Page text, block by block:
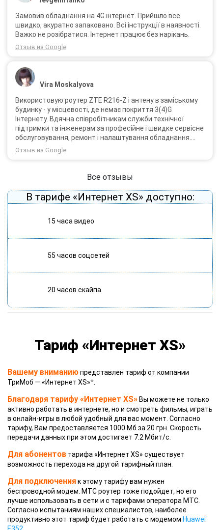
Замовив обладнання на 4G інтернет. Прийшло все
швидко, акуратно запаковано. Всі інструкції в наявності.
Важко не розібратися. Інтернет працює без нарікань.
Отзыв из Google
Vira Moskalyova
Використовую роутер ZTE R216-Z і антену в заміському
будинку - у місцевості, де немає покриття 3(4)G
Інтернету. Вдячна співробітникам служби технічної
підтримки та інженерам за професійне і швидке сервісне
обслуговування, ремонт і налаштування обладнання.
Через 3 роки після покупки я не шкодую про прийняте
тоді рішення придбати обладнання в компанії 3G star
Отзыв из Google
Все отзывы
В тарифе «Интернет XS» доступно:
15 часа видео
55 часов соцсетей
20 часов скайпа
Тариф «Интернет XS»
Вашему вниманиюпредставлен тариф от компании
ТриМоб — «Интернет XS»*
Благодаря тарифу «Интернет XS» Вы можете не только
активно работать в интернете, но и смотреть фильмы, играть
в онлайн-игры в любой удобный для вас момент. Согласно
тарифу, Вам предоставляется 1000 Мб за 20 грн. Скорость
передачи данных при этом достигает 7.2 Мбит/с.
Для абонентов тарифа «Интернет XS» существует
возможность перехода на другой тарифный план.
Для подключенияк этому тарифу вам нужен
беспроводной модем. МТС роутер тоже подойдет, но его
лучше использовать в сети и с тарифами оператора МТС.
Согласно испытаниям наших специалистов, наиболее
продуктивно этот тариф будет работать с модемом Huawei